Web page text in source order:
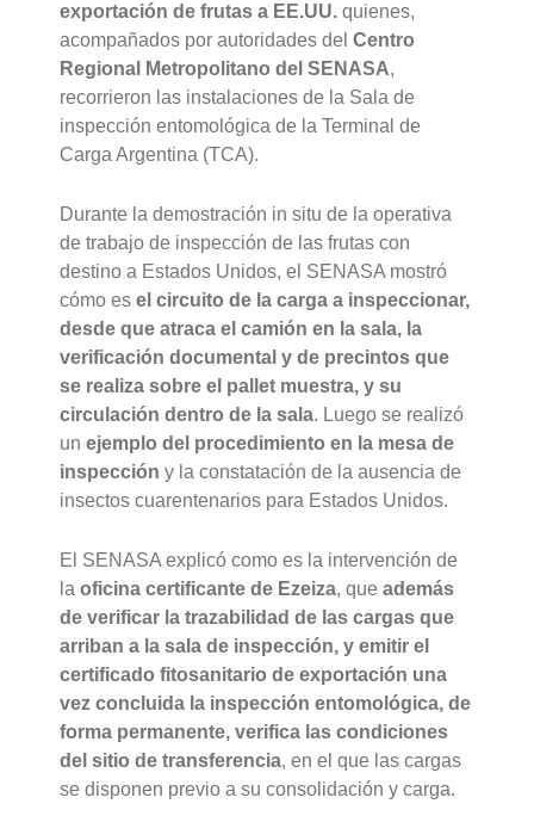
exportación de frutas a EE.UU. quienes,
acompañados por autoridades delCentro
Regional Metropolitano del SENASA,
recorrieron las instalaciones de la Sala de
inspección entomológica de la Terminal de
Carga Argentina (TCA).
Durante la demostración in situ de la operativa
de trabajo de inspección de las frutas con
destino a Estados Unidos, el SENASA mostró
cómo esel circuito de la carga a inspeccionar,
desde que atraca el camión en la sala, la
verificación documental y de precintos que
se realiza sobre el pallet muestra, y su
circulación dentro de la sala. Luego se realizó
unejemplo del procedimiento en la mesa de
inspección y la constatación de la ausencia de
insectos cuarentenarios para Estados Unidos.
El SENASA explicó como es la intervención de
laoficina certificante de Ezeiza, queademás
de verificar la trazabilidad de las cargas que
arriban a la sala de inspección, y emitir el
certificado fitosanitario de exportación una
vez concluida la inspección entomológica, de
forma permanente, verifica las condiciones
del sitio de transferencia, en el que las cargas
se disponen previo a su consolidación y carga.